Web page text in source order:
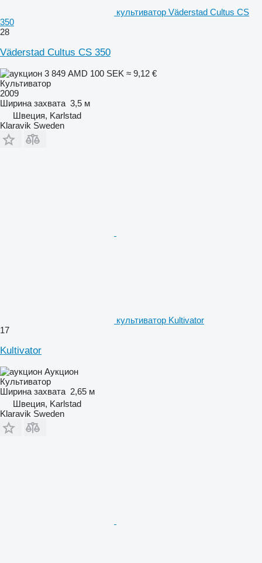
культиватор Väderstad Cultus CS
350
28
Väderstad Cultus CS 350
3 849 AMD 100 SEK ≈ 9,12 €
Культиватор
2009
Ширина захвата 3,5 м
Швеция, Karlstad
Klaravik Sweden
культиватор Kultivator
17
Kultivator
Аукцион
Культиватор
Ширина захвата 2,65 м
Швеция, Karlstad
Klaravik Sweden